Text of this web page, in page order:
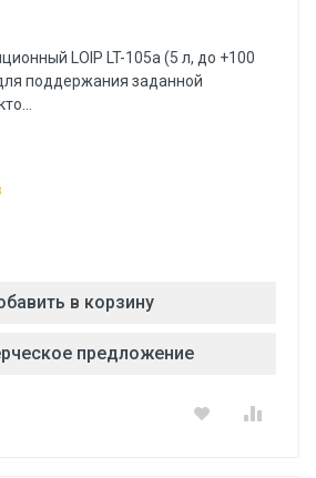
LOIP LT-105a (5 л, до +100
поддержания заданной
в корзину
предложение